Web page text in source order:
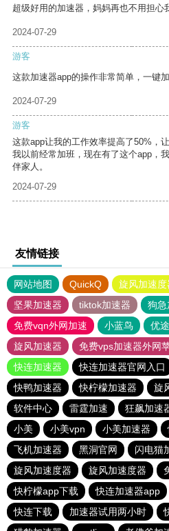
超级好用的加速器，妈妈再也不用担心
2024-07-29
游客
这款加速器app的操作非常简单，一键
2024-07-29
游客
这款app让我的工作效率提高了50%，
我以前经常加班，现在有了这个app，
伴家人。
2024-07-29
友情链接
网站地图 QuickQ 旋风加速度
坚果加速器
tiktok加速器
狗急
免费vqn外网加速
小蓝鸟 优
旋风加速器
免费vps加速器外网
快连加速器
快连加速器官网入口
快鸭加速器
快柠檬加速器 旋
软件中心
雷霆加速 狂飙加速
小美
小美vpn 小美加速器
飞机加速器
黑洞官网 闪电猫
旋风加速度器
旋风加速度器
快柠檬app下载
快连加速器app
快连下载
加速器试用两小时